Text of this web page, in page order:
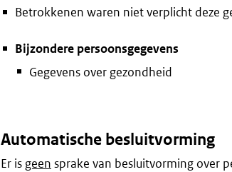
Betrokkenen waren niet verplicht deze
Bijzondere persoonsgegevens
Gegevens over gezondheid
Automatische besluitvorming
Er is geen sprake van besluitvorming over